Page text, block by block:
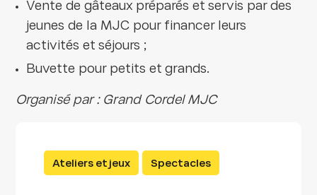
Vente de gâteaux préparés et servis par des
jeunes de la MJC pour financer leurs
activités et séjours ;
Buvette pour petits et grands.
Organisé par : Grand Cordel MJC
Ateliers et jeux Spectacles